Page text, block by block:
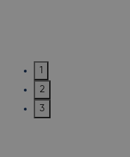
1
2
3